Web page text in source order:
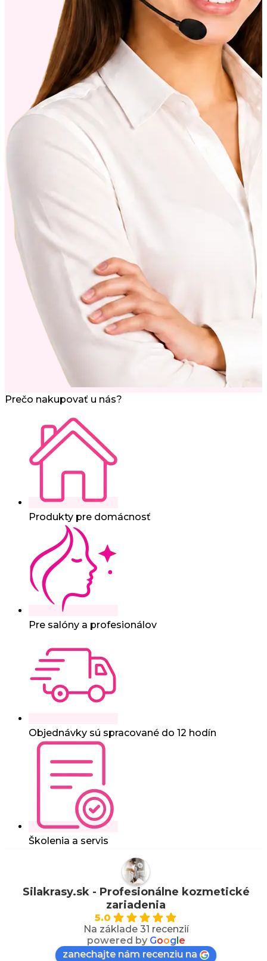
Prečo nakupovať u nás?
Produkty pre domácnosť
Pre salóny a profesionálov
Objednávky sú spracované do 12 hodín
Školenia a servis
Silakrasy.sk - Profesionálne kozmetické
zariadenia
5.0
Na základe 31 recenzií
powered by Goog e
zanechajte nám recenziu na